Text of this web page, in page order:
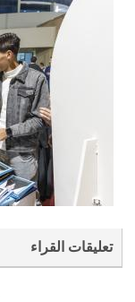
تعليقات القراء